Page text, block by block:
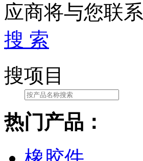
应商将与您联系
搜 索
搜项目
热门产品：